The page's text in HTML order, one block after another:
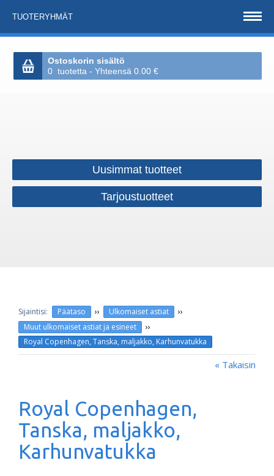
TUOTERYHMÄT
Ostoskorin sisältö
0 tuotetta - Yhteensä 0.00 €
Uusimmat tuotteet
Tarjoustuotteet
Päätaso ›› Ulkomaiset astiat ››
Muut ulkomaiset astiat ja esineet ››
Royal Copenhagen, Tanska, maljakko, Karhunvatukka
« Takaisin
Royal Copenhagen,
Tanska, maljakko,
Karhunvatukka